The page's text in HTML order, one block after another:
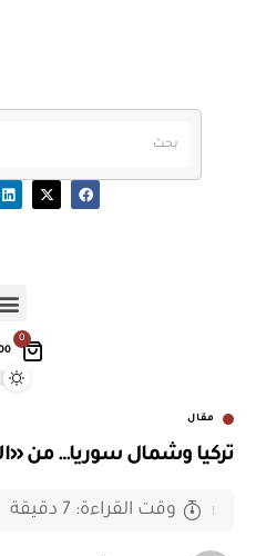
0
مقال
تركيا وشمال سوريا… من
وقت القراءة: 7 دقيقة